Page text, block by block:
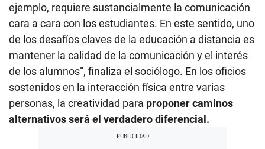
ejemplo, requiere sustancialmente la comunicación
cara a cara con los estudiantes. En este sentido, uno
de los desafíos claves de la educación a distancia es
mantener la calidad de la comunicación y el interés
de los alumnos”, finaliza el sociólogo. En los oficios
sostenidos en la interacción física entre varias
personas, la creatividad para proponer caminos
alternativos será el verdadero diferencial.